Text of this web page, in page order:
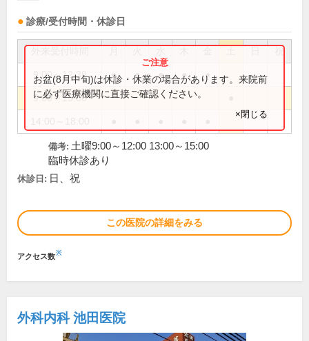
診療/受付時間・休診日
祝
9:00～12:30 ● ● ● ● ●
9:00～15:00
お盆(8月中旬)は休診・休業の場合があります。来院前
に必ず医療機関に直接ご確認ください。
×閉じる
備考: 土曜9:00～12:00 13:00～15:00
臨時休診あり
休診日: 日、祝
この医院の詳細をみる
アクセス数※
外科内科 池田医院